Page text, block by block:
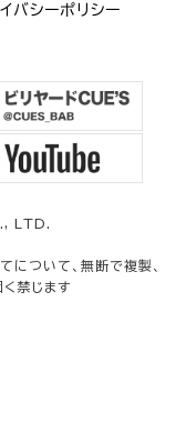
バシーポリシー
LTD.
について、無断で複製、
禁じます